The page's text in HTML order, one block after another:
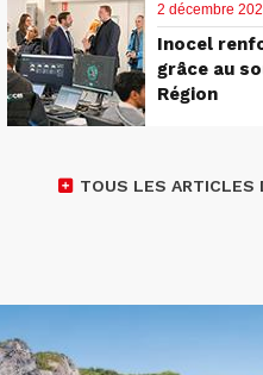
2 décembre
Inocel
grâce au
Région
TOUS LES ARTICLES